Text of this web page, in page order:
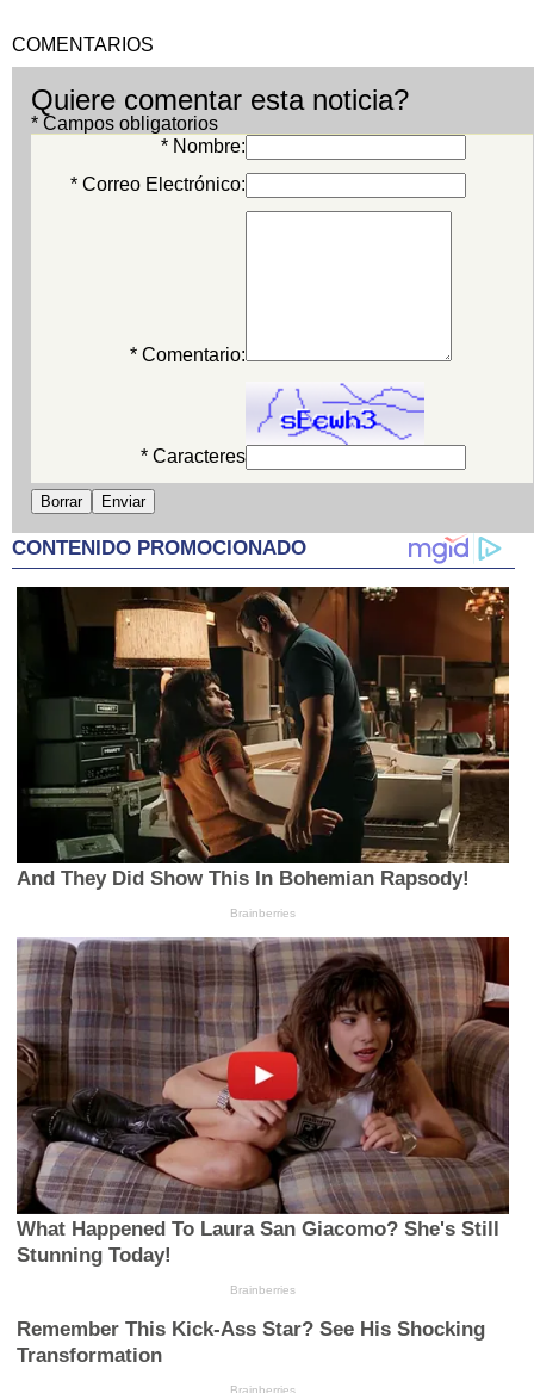
COMENTARIOS
Quiere comentar esta noticia?
* Campos obligatorios
* Nombre:
* Correo Electrónico:
* Comentario:
* Caracteres